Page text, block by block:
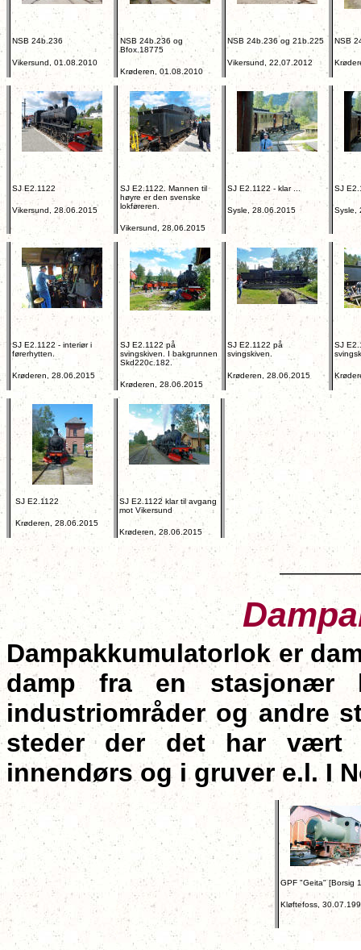
NSB 24b.236
Vikersund, 01.08.2010
NSB 24b.236 og
Bfox.18775
Krøderen, 01.08.2010
NSB 24b.236 og 21b.225
Vikersund, 22.07.2012
NSB
SJ E2.1122
Vikersund, 28.06.2015
SJ E2.1122. Mannen til
høyre er den svenske
lokføreren.
Vikersund, 28.06.2015
SJ E2.1122 - klar ...
Sysle, 28.06.2015
SJ
Sysle,
SJ E2.1122 - interiør i
førerhytten.
Krøderen, 28.06.2015
SJ E2.1122 på
svingskiven. I bakgrunnen
Skd220c.182.
Krøderen, 28.06.2015
SJ E2.1122 på
svingskiven.
Krøderen, 28.06.2015
SJ
SJ E2.1122
Krøderen, 28.06.2015
SJ E2.1122 klar til avgang
mot Vikersund
Krøderen, 28.06.2015
Dampakkumulatorlok er
damp fra en
industriområder og andre
steder der det har vært
innendørs og i gruver e.l. I
GPF "Geita" [Borsig
Kløftefoss,